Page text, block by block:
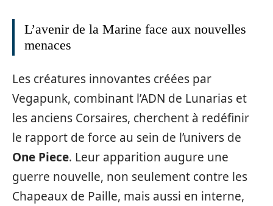
L’avenir de la Marine face aux nouvelles
menaces
Les créatures innovantes créées par
Vegapunk, combinant l’ADN de Lunarias et
les anciens Corsaires, cherchent à redéfinir
le rapport de force au sein de l’univers de
One Piece. Leur apparition augure une
guerre nouvelle, non seulement contre les
Chapeaux de Paille, mais aussi en interne,